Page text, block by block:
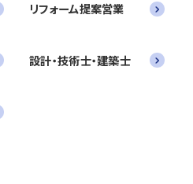
リフォーム提案営業
設計・技術士・建築士